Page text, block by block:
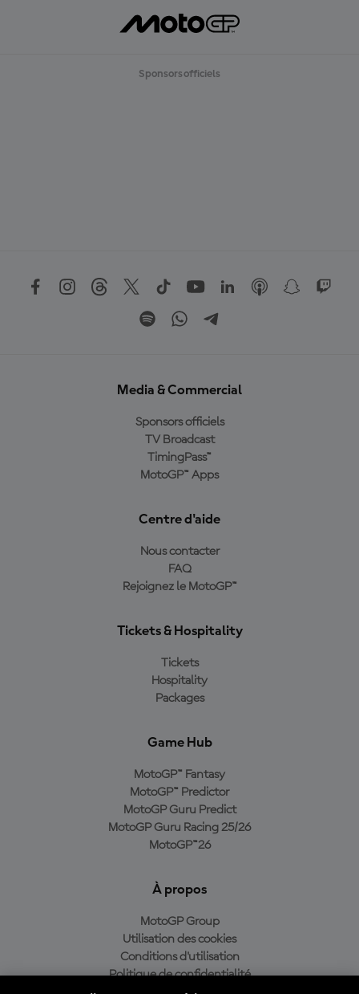
Sponsors officiels
Media & Commercial
Sponsors officiels
TV Broadcast
TimingPass™
MotoGP™ Apps
Centre d'aide
Nous contacter
FAQ
Rejoignez le MotoGP™
Tickets & Hospitality
Tickets
Hospitality
Packages
Game Hub
MotoGP™ Fantasy
MotoGP™ Predictor
MotoGP Guru Predict
MotoGP Guru Racing 25/26
MotoGP™26
À propos
MotoGP Group
Utilisation des cookies
Conditions d'utilisation
Politique de confidentialité